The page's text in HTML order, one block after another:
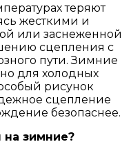
теряют
жесткими и
или заснеженной
сцепления с
пути. Зимние
для холодных
рисунок
сцепление
безопаснее.
зимние?